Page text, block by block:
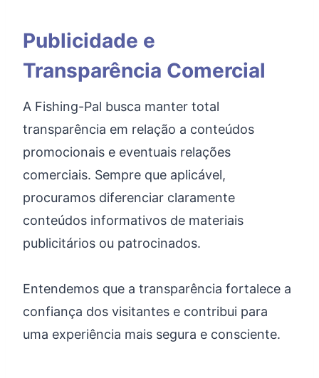
Publicidade e
Transparência Comercial
A Fishing-Pal busca manter total
transparência em relação a conteúdos
promocionais e eventuais relações
comerciais. Sempre que aplicável,
procuramos diferenciar claramente
conteúdos informativos de materiais
publicitários ou patrocinados.
Entendemos que a transparência fortalece a
confiança dos visitantes e contribui para
uma experiência mais segura e consciente.